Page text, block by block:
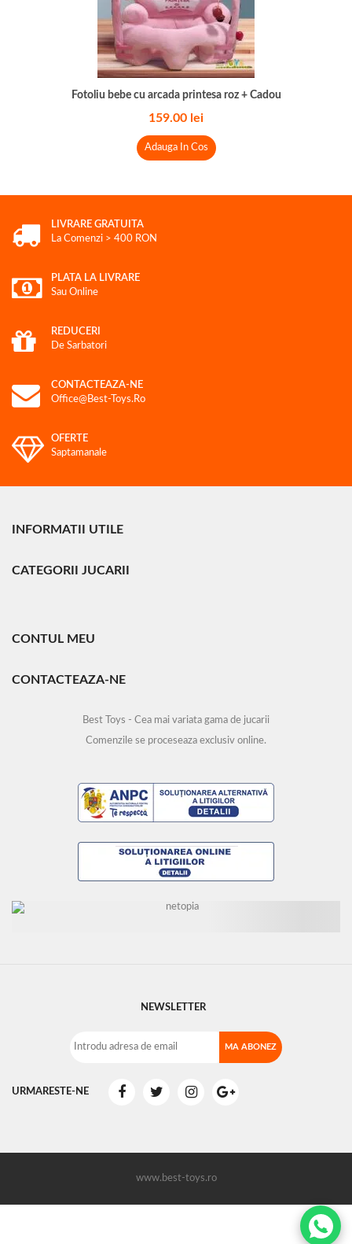
Fotoliu bebe cu arcada printesa roz + Cadou
159.00 lei
Adauga In Cos
LIVRARE GRATUITA
La Comenzi > 400 RON
PLATA LA LIVRARE
Sau Online
REDUCERI
De Sarbatori
CONTACTEAZA-NE
Office@best-Toys.ro
OFERTE
Saptamanale
INFORMATII UTILE
CATEGORII JUCARII
CONTUL MEU
CONTACTEAZA-NE
Best Toys - Cea mai variata gama de jucarii
Comenzile se proceseaza exclusiv online.
NEWSLETTER
URMARESTE-NE
www.best-toys.ro